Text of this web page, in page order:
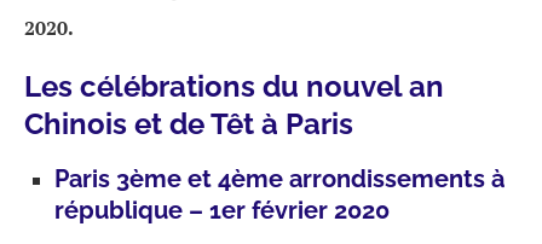
2020.
Les célébrations du nouvel an
Chinois et de Têt à Paris
Paris 3ème et 4ème arrondissements à
république – 1er février 2020